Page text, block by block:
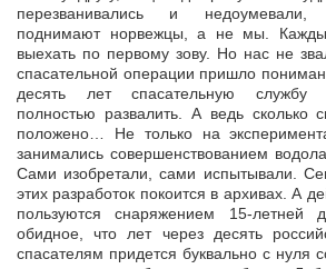
перезванивались и
поднимают норвежцы, а не мы.
выехать по первому зову. Но нас не
спасательной операции пришло
десять лет спасательную службу
полностью развалить. А ведь сколько
положено… Не только на
занимались совершенствованием
Сами изобретали, сами испытывали.
этих разработок покоится в архивах. А
пользуются снаряжением 15-летней
обидное, что лет через десять
спасателям придется буквально с нуля